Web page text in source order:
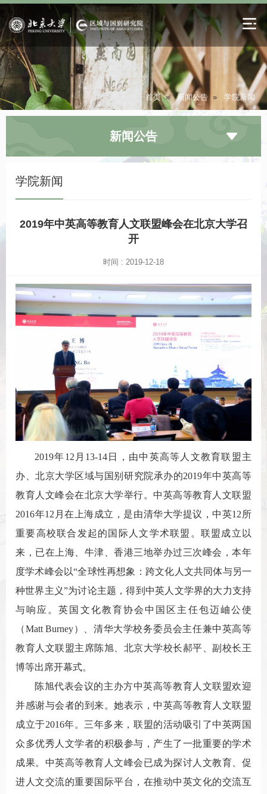
首页 » 新闻公告 » 学院新闻
新闻公告
学院新闻
2019年中英高等教育人文联盟峰会在北京大学召
开
时间 : 2019-12-18
2019年12月13-14日，由中英高等人文教育联盟主
办、北京大学区域与国别研究院承办的2019年中英高等
教育人文峰会在北京大学举行。中英高等教育人文联盟
2016年12月在上海成立，是由清华大学提议，中英12所
重要高校联合发起的国际人文学术联盟。联盟成立以
来，已在上海、牛津、香港三地举办过三次峰会，本年
度学术峰会以“全球性再想象：跨文化人文共同体与另一
种世界主义”为讨论主题，得到中英人文学界的大力支持
与响应。英国文化教育协会中国区主任包迈岫公使
（Matt Burney）
、清华大学校务委员会主任兼中英高等
教育人文联盟主席陈旭、北京大学校长郝平、副校长王
博等出席开幕式。
陈旭代表会议的主办方中英高等教育人文联盟欢迎
并感谢与会者的到来。她表示，中英高等教育人文联盟
成立于2016年。三年多来，联盟的活动吸引了中英两国
众多优秀人文学者的积极参与，产生了一批重要的学术
成果。中英高等教育人文峰会已成为探讨人文教育、促
进人文交流的重要国际平台，在推动中英文化的交流互